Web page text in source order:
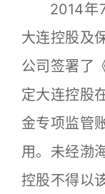
2014年7
大连控股及
公司签署了
定大连控股
金专项监管
用。未经渤
控股不得以